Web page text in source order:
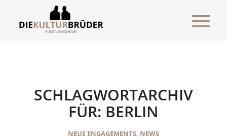
SCHLAGWORTARCHIV
FÜR: BERLIN
NEUE ENGAGEMENTS, NEWS